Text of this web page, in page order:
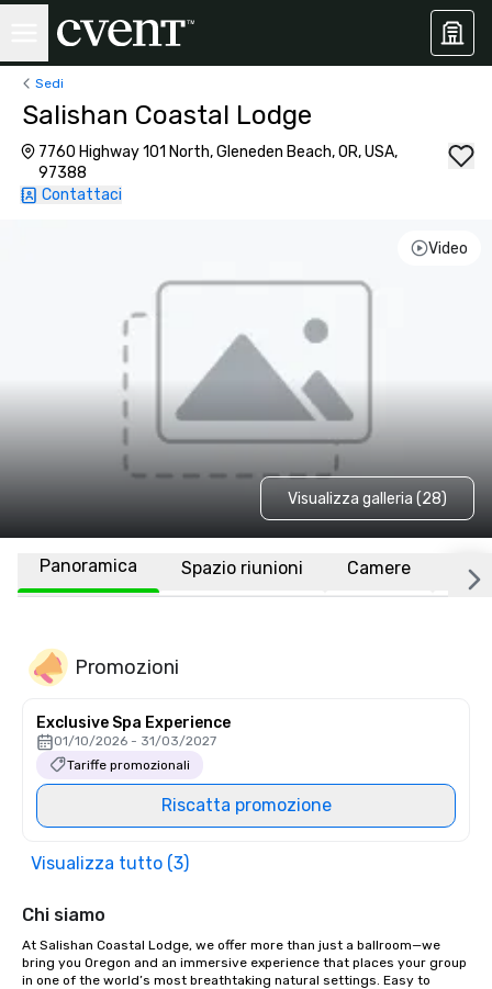
Sedi
Salishan Coastal Lodge
7760 Highway 101 North, Gleneden Beach, OR, USA,
97388
Contattaci
Video
Visualizza galleria (28)
Panoramica Spazio riunioni Camere
Promozioni
Exclusive Spa Experience
01/10/2026 - 31/03/2027
Tariffe promozionali
Riscatta promozione
Visualizza tutto (3)
Chi siamo
At Salishan Coastal Lodge, we offer more than just a ballroom—we
bring you Oregon and an immersive experience that places your group
in one of the world’s most breathtaking natural settings. Easy to